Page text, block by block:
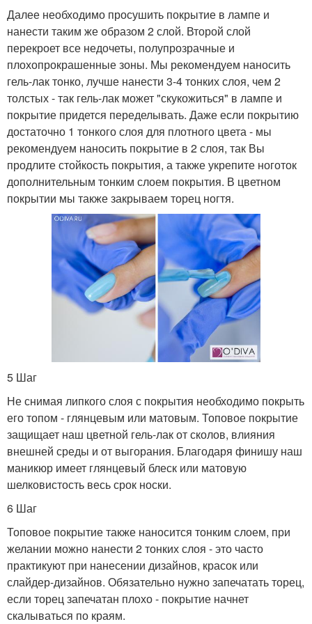
Далее необходимо просушить покрытие в лампе и
нанести таким же образом 2 слой. Второй слой
перекроет все недочеты, полупрозрачные и
плохопрокрашенные зоны. Мы рекомендуем наносить
гель-лак тонко, лучше нанести 3-4 тонких слоя, чем 2
толстых - так гель-лак может "скукожиться" в лампе и
покрытие придется переделывать. Даже если покрытию
достаточно 1 тонкого слоя для плотного цвета - мы
рекомендуем наносить покрытие в 2 слоя, так Вы
продлите стойкость покрытия, а также укрепите ноготок
дополнительным тонким слоем покрытия. В цветном
покрытии мы также закрываем торец ногтя.
5 Шаг
Не снимая липкого слоя с покрытия необходимо покрыть
его топом - глянцевым или матовым. Топовое покрытие
защищает наш цветной гель-лак от сколов, влияния
внешней среды и от выгорания. Благодаря финишу наш
маникюр имеет глянцевый блеск или матовую
шелковистость весь срок носки.
6 Шаг
Топовое покрытие также наносится тонким слоем, при
желании можно нанести 2 тонких слоя - это часто
практикуют при нанесении дизайнов, красок или
слайдер-дизайнов. Обязательно нужно запечатать торец,
если торец запечатан плохо - покрытие начнет
скалываться по краям.